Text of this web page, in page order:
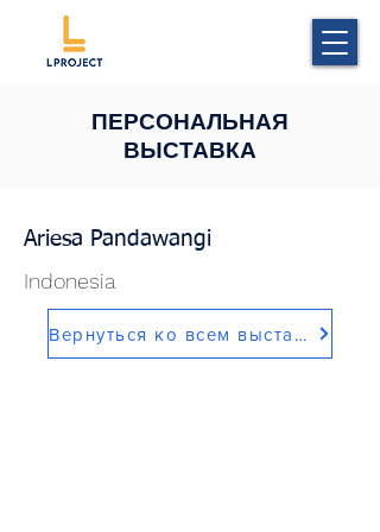
ПЕРСОНАЛЬНАЯ
ВЫСТАВКА
Ariesa Pandawangi
Indonesia
Вернуться ко всем выставкам